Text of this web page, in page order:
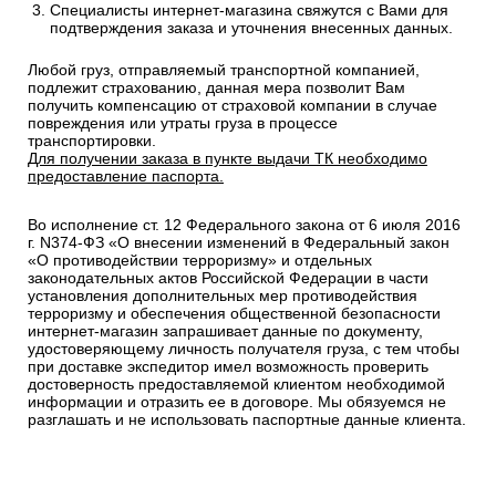
Специалисты интернет-магазина свяжутся с Вами для
подтверждения заказа и уточнения внесенных данных.
Любой груз, отправляемый транспортной компанией,
подлежит страхованию, данная мера позволит Вам
получить компенсацию от страховой компании в случае
повреждения или утраты груза в процессе
транспортировки.
Для получении заказа в пункте выдачи ТК необходимо
предоставление паспорта.
Во исполнение ст. 12 Федерального закона от 6 июля 2016
г. N374-ФЗ «О внесении изменений в Федеральный закон
«О противодействии терроризму» и отдельных
законодательных актов Российской Федерации в части
установления дополнительных мер противодействия
терроризму и обеспечения общественной безопасности
интернет-магазин запрашивает данные по документу,
удостоверяющему личность получателя груза, с тем чтобы
при доставке экспедитор имел возможность проверить
достоверность предоставляемой клиентом необходимой
информации и отразить ее в договоре. Мы обязуемся не
разглашать и не использовать паспортные данные клиента.